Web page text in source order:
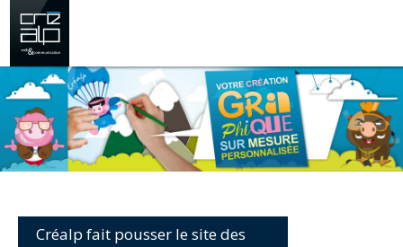
Créalp fait pousser le site des